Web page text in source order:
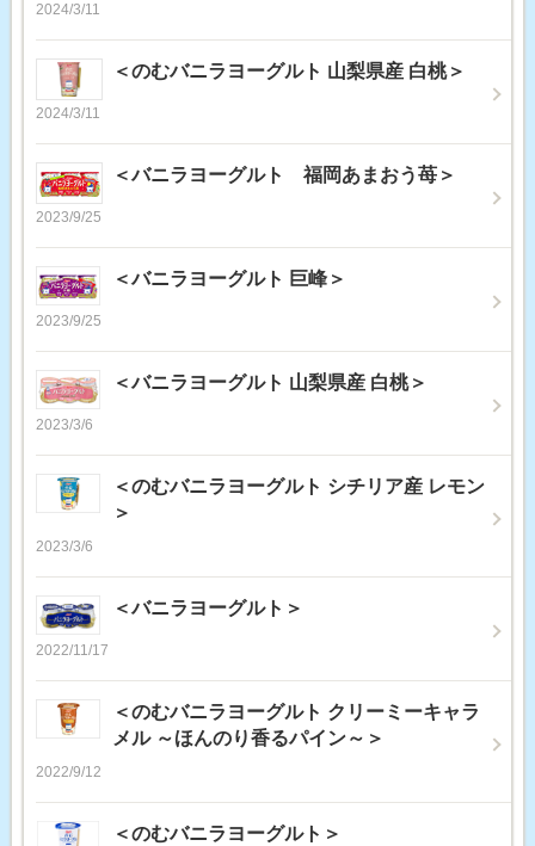
2024/3/11
＜のむバニラヨーグルト 山梨県産 白桃＞
2024/3/11
＜バニラヨーグルト 福岡あまおう苺＞
2023/9/25
＜バニラヨーグルト 巨峰＞
2023/9/25
＜バニラヨーグルト 山梨県産 白桃＞
2023/3/6
＜のむバニラヨーグルト シチリア産 レモン
＞
2023/3/6
＜バニラヨーグルト＞
2022/11/17
＜のむバニラヨーグルト クリーミーキャラ
メル ～ほんのり香るパイン～＞
2022/9/12
＜のむバニラヨーグルト＞